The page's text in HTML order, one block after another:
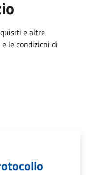
e altre
le condizioni di